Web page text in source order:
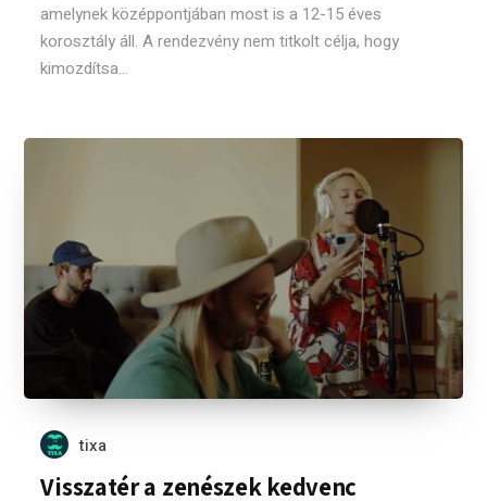
amelynek középpontjában most is a 12-15 éves
korosztály áll. A rendezvény nem titkolt célja, hogy
kimozdítsa...
tixa
Visszatér a zenészek kedvenc